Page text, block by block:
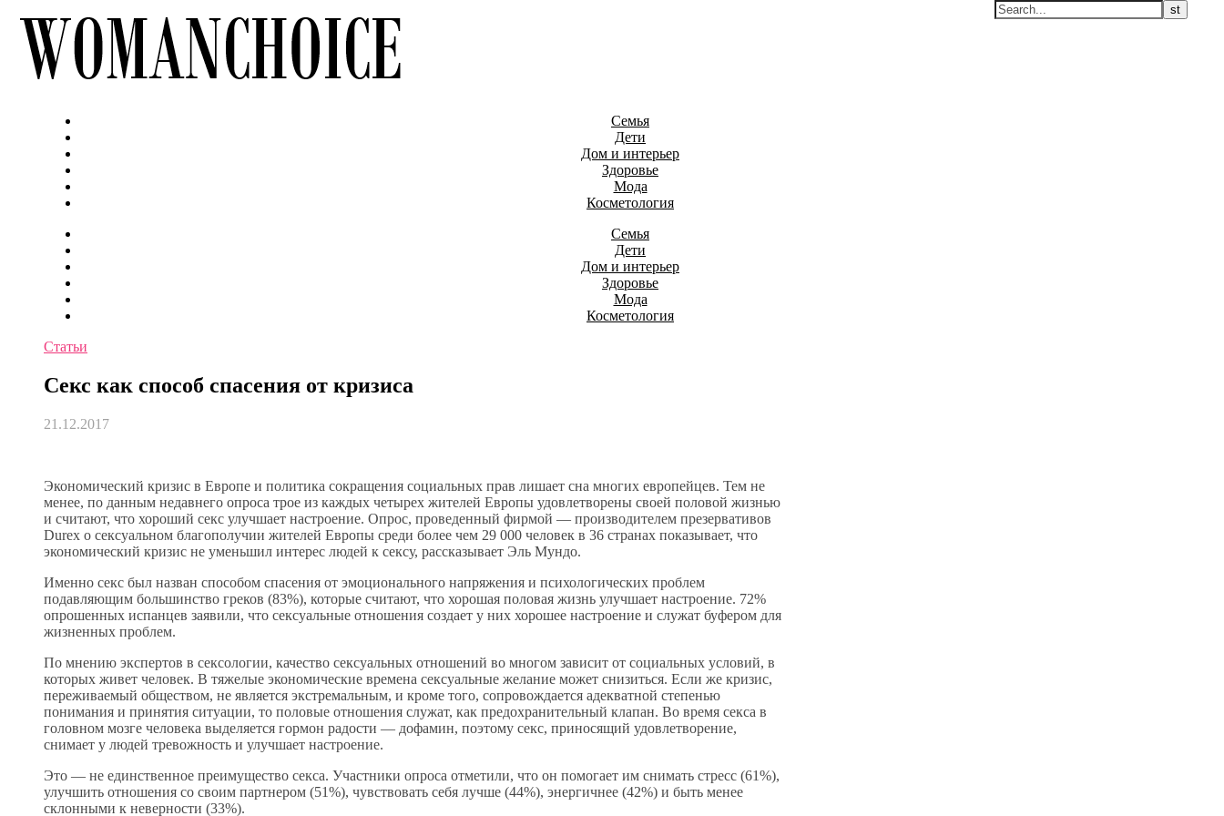
Семья
Дети
Дом и интерьер
Здоровье
Мода
Косметология
Семья
Дети
Дом и интерьер
Здоровье
Мода
Косметология
Статьи
Секс как способ спасения от кризиса
21.12.2017
Экономический кризис в Европе и политика сокращения социальных прав лишает сна многих европейцев. Тем не
менее, по данным недавнего опроса трое из каждых четырех жителей Европы удовлетворены своей половой жизнью
и считают, что хороший секс улучшает настроение. Опрос, проведенный фирмой — производителем презервативов
Durex о сексуальном благополучии жителей Европы среди более чем 29 000 человек в 36 странах показывает, что
экономический кризис не уменьшил интерес людей к сексу, рассказывает Эль Мундо.
Именно секс был назван способом спасения от эмоционального напряжения и психологических проблем
подавляющим большинство греков (83%), которые считают, что хорошая половая жизнь улучшает настроение. 72%
опрошенных испанцев заявили, что сексуальные отношения создает у них хорошее настроение и служат буфером для
жизненных проблем.
По мнению экспертов в сексологии, качество сексуальных отношений во многом зависит от социальных условий, в
которых живет человек. В тяжелые экономические времена сексуальные желание может снизиться. Если же кризис,
переживаемый обществом, не является экстремальным, и кроме того, сопровождается адекватной степенью
понимания и принятия ситуации, то половые отношения служат, как предохранительный клапан. Во время секса в
головном мозге человека выделяется гормон радости — дофамин, поэтому секс, приносящий удовлетворение,
снимает у людей тревожность и улучшает настроение.
Это — не единственное преимущество секса. Участники опроса отметили, что он помогает им снимать стресс (61%),
улучшить отношения со своим партнером (51%), чувствовать себя лучше (44%), энергичнее (42%) и быть менее
склонными к неверности (33%).